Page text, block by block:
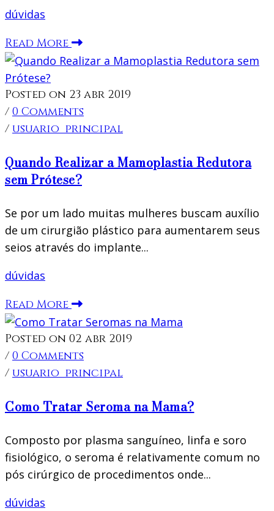
dúvidas
Read More
Posted on 23 abr 2019
/ 0 Comments
/ usuario_principal
Quando Realizar a Mamoplastia Redutora
sem Prótese?
Se por um lado muitas mulheres buscam auxílio
de um cirurgião plástico para aumentarem seus
seios através do implante...
dúvidas
Read More
Posted on 02 abr 2019
/ 0 Comments
/ usuario_principal
Como Tratar Seroma na Mama?
Composto por plasma sanguíneo, linfa e soro
fisiológico, o seroma é relativamente comum no
pós cirúrgico de procedimentos onde...
dúvidas